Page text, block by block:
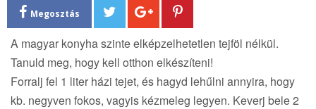
Megosztás
A magyar konyha szinte elképzelhetetlen tejföl nélkül.
Tanuld meg, hogy kell otthon elkészíteni!
Forralj fel 1 liter házi tejet, és hagyd lehűlni annyira, hogy
kb. negyven fokos, vagyis kézmeleg legyen. Keverj bele 2